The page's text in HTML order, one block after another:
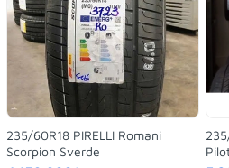
235/60R18 PIRELLI Romani
Scorpion Sverde